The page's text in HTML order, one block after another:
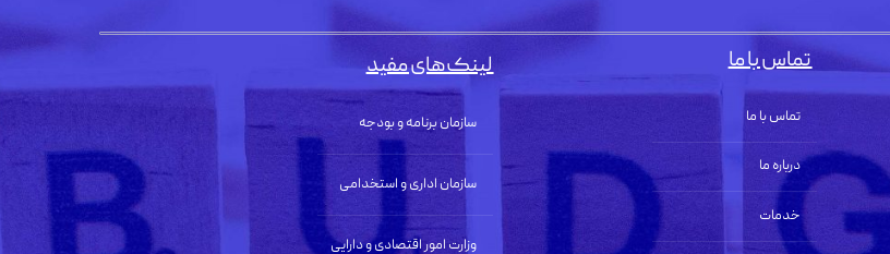
لینک‌های مفید
سازمان برنامه و بودجه
سازمان اداری و استخدامی
وزارت امور اقتصادی و دارایی
تماس با ما
درباره ما
خدمات
تماس با ما